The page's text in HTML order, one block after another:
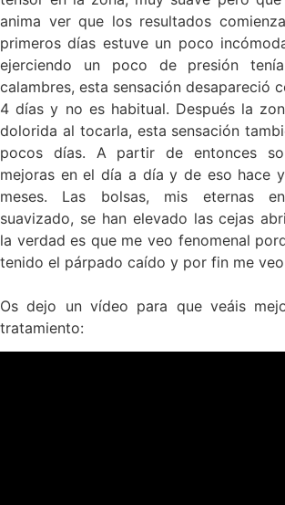
anima ver que los resultados
primeros días estuve un poco
ejerciendo un poco de presión
calambres, esta sensación desapareció
4 días y no es habitual. Después la
dolorida al tocarla, esta sensación
pocos días. A partir de entonces
mejoras en el día a día y de eso hace
meses. Las bolsas, mis eternas
suavizado, se han elevado las cejas
la verdad es que me veo fenomenal
tenido el párpado caído y por fin me
Os dejo un vídeo para que veáis
tratamiento: